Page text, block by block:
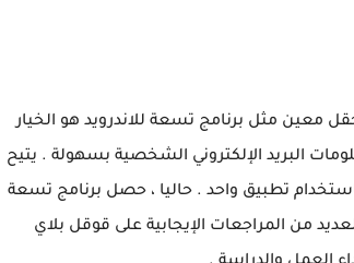
معين مثل برنامج تسعة للاندرويد هو الخيار
البريد الإلكتروني الشخصية بسهولة . يتيح
تطبيق واحد . حاليا ، حصل برنامج تسعة
إلى جانب العديد من المراجعات الإيجابية على قوقل بلاي